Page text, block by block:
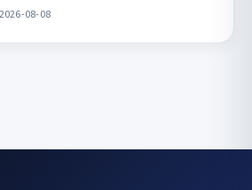
2026-08-08